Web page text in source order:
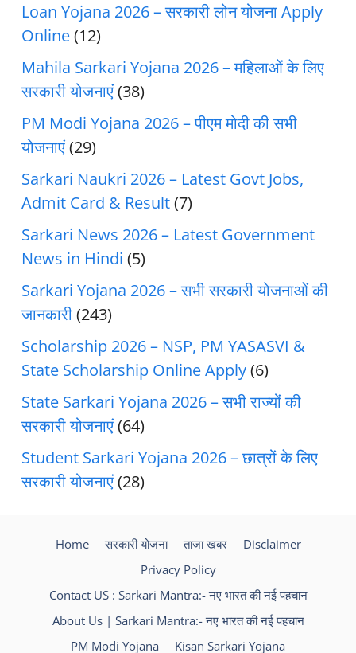
Loan Yojana 2026 – सरकारी लोन योजना Apply
Online(12)
Mahila Sarkari Yojana 2026 – महिलाओं के लिए
सरकारी योजनाएं(38)
PM Modi Yojana 2026 – पीएम मोदी की सभी
योजनाएं(29)
Sarkari Naukri 2026 – Latest Govt Jobs,
Admit Card & Result(7)
Sarkari News 2026 – Latest Government
News in Hindi (5)
Sarkari Yojana 2026 – सभी सरकारी योजनाओं की
जानकारी(243)
Scholarship 2026 – NSP, PM YASASVI &
State Scholarship Online Apply(6)
State Sarkari Yojana 2026 – सभी राज्यों की
सरकारी योजनाएं(64)
Student Sarkari Yojana 2026 – छात्रों के लिए
सरकारी योजनाएं(28)
Home सरकारी योजना ताजा खबर
Disclaimer
Privacy Policy
Contact US : Sarkari Mantra:- नए भारत की नई पहचान
About Us | Sarkari Mantra:- नए भारत की नई पहचान
PM Modi Yojana
Kisan Sarkari Yojana